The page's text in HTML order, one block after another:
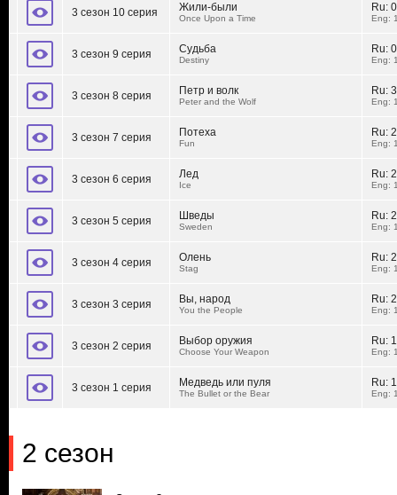
3 сезон 10 серия Жили-были
Once Upon a Time
Ru:
Eng:
3 сезон 9 серия Судьба
Destiny
Ru:
Eng:
3 сезон 8 серия Петр и волк
Peter and the Wolf
Ru:
Eng:
3 сезон 7 серия Потеха
Fun
Ru:
Eng:
3 сезон 6 серия Лед
Ice
Ru:
Eng:
3 сезон 5 серия Шведы
Sweden
Ru:
Eng:
3 сезон 4 серия Олень
Stag
Ru:
Eng:
3 сезон 3 серия Вы, народ
You the People
Ru:
Eng:
3 сезон 2 серия Выбор оружия
Choose Your Weapon
Ru:
Eng:
3 сезон 1 серия Медведь или пуля
The Bullet or the Bear
Ru:
Eng:
2 сезон